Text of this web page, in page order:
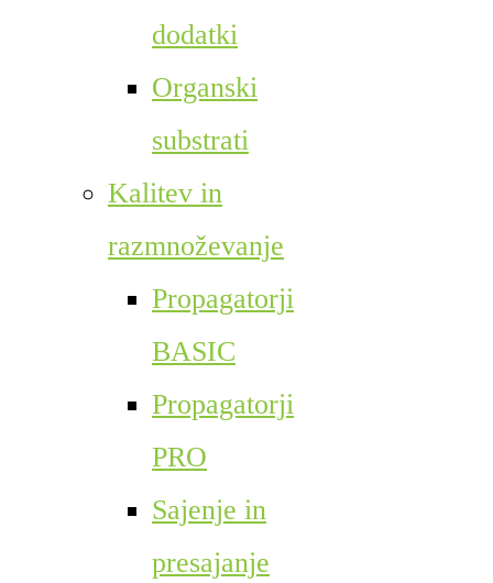
dodatki
Organski
substrati
Kalitev in
razmnoževanje
Propagatorji
BASIC
Propagatorji
PRO
Sajenje in
presajanje